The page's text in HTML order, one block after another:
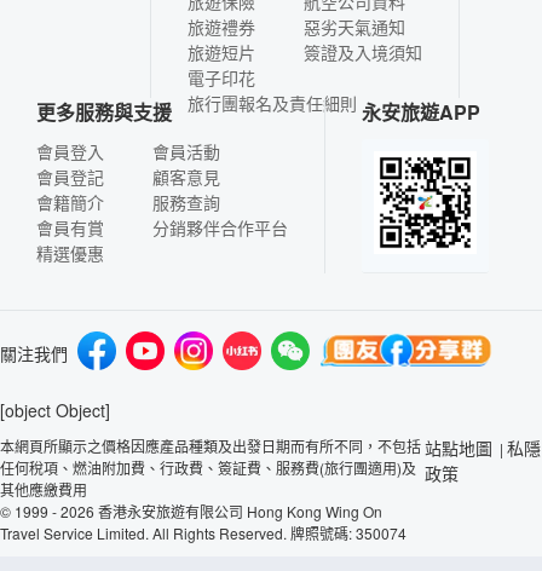
旅遊禮券
旅遊短片
電子印花
惡劣天氣通知
簽證及入境須知
旅行團報名及責任細則
更多服務與支援
會員登入
會員登記
會籍簡介
會員有賞
精選優惠
會員活動
顧客意見
服務查詢
分銷夥伴合作平台
永安旅遊APP
關注我們
[object Object]
本網頁所顯示之價格因應產品種類及出發日期而有所不同，不包括
任何稅項、燃油附加費、行政費、簽証費、服務費(旅行團適用)及
其他應繳費用
© 1999 - 2026 香港永安旅遊有限公司 Hong Kong Wing On
Travel Service Limited. All Rights Reserved. 牌照號碼: 350074
站點地圖 | 私隱
政策